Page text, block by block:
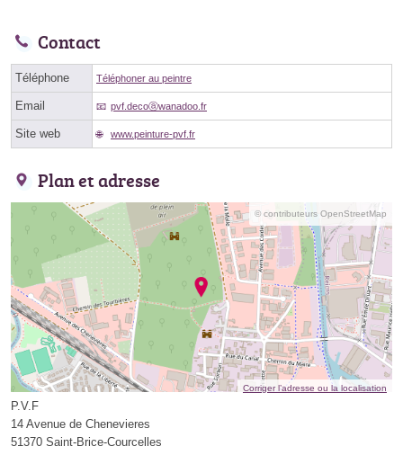
Contact
Téléphone Téléphoner au peintre
Email pvf.decoⓐwanadoo.fr
Site web www.peinture-pvf.fr
Plan et adresse
© contributeurs OpenStreetMap
Corriger l’adresse ou la localisation
P.V.F
14 Avenue de Chenevieres
51370 Saint-Brice-Courcelles